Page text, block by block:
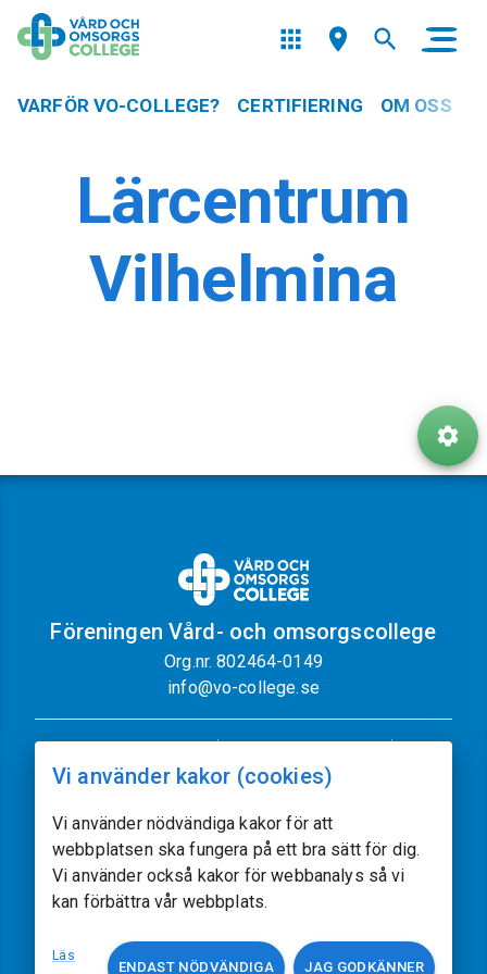
VARFÖR VO-COLLEGE? CERTIFIERING OM OSS
Lärcentrum
Vilhelmina
Föreningen Vård- och omsorgscollege
Org.nr. 802464-0149
info@vo-college.se
Sajtkarta
Följ oss
Vi använder kakor (cookies)
Vi använder nödvändiga kakor för att
webbplatsen ska fungera på ett bra sätt för dig.
Vi använder också kakor för webbanalys så vi
kan förbättra vår webbplats.
Läs
ENDAST NÖDVÄNDIGA JAG GODKÄNNER